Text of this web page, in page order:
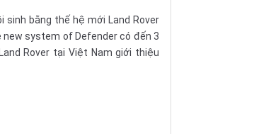
bằng thế hệ mới Land Rover
system of Defender có đến 3
Rover tại Việt Nam giới thiệu